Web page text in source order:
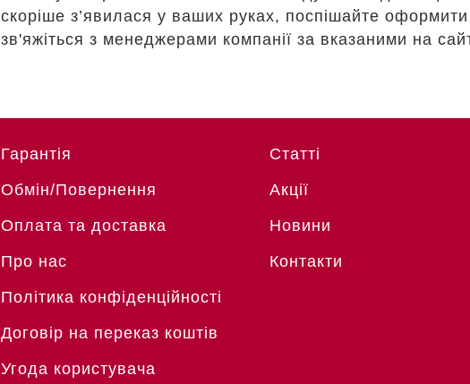
скоріше з’явилася у ваших руках, поспішайте
зв'яжіться з менеджерами компанії за вказаними на
Гарантія
Обмін/Повернення
Оплата та доставка
Про нас
Політика конфіденційності
Договір на переказ коштів
Угода користувача
Статті
Акції
Новини
Контакти